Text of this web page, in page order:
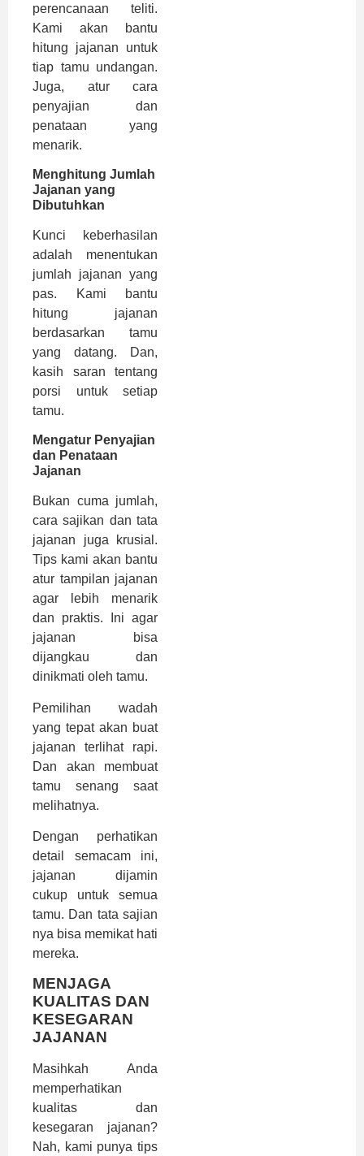
perencanaan teliti.
Kami akan bantu
hitung jajanan untuk
tiap tamu undangan.
Juga, atur cara
penyajian dan
penataan yang
menarik.
Menghitung Jumlah
Jajanan yang
Dibutuhkan
Kunci keberhasilan
adalah menentukan
jumlah jajanan yang
pas. Kami bantu
hitung jajanan
berdasarkan tamu
yang datang. Dan,
kasih saran tentang
porsi untuk setiap
tamu.
Mengatur Penyajian
dan Penataan
Jajanan
Bukan cuma jumlah,
cara sajikan dan tata
jajanan juga krusial.
Tips kami akan bantu
atur tampilan jajanan
agar lebih menarik
dan praktis. Ini agar
jajanan bisa
dijangkau dan
dinikmati oleh tamu.
Pemilihan wadah
yang tepat akan buat
jajanan terlihat rapi.
Dan akan membuat
tamu senang saat
melihatnya.
Dengan perhatikan
detail semacam ini,
jajanan dijamin
cukup untuk semua
tamu. Dan tata sajian
nya bisa memikat hati
mereka.
MENJAGA
KUALITAS DAN
KESEGARAN
JAJANAN
Masihkah Anda
memperhatikan
kualitas dan
kesegaran jajanan?
Nah, kami punya tips